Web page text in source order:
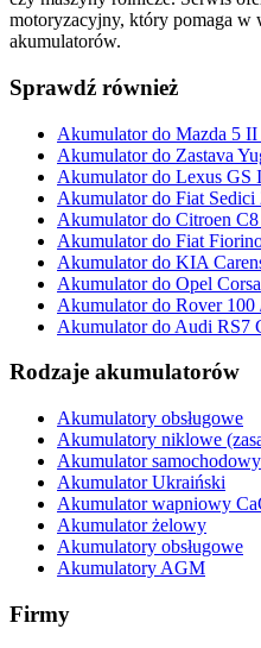
motoryzacyjny, który pomaga w
akumulatorów.
Sprawdź również
Akumulator do Mazda 5
Akumulator do Zastava
Akumulator do Lexus GS
Akumulator do Fiat
Akumulator do Citroen
Akumulator do Fiat
Akumulator do KIA
Akumulator do Opel
Akumulator do Rover 100
Akumulator do Audi RS7
Rodzaje akumulatorów
Akumulatory obsługowe
Akumulatory niklowe
Akumulator samochodowy
Akumulator Ukraiński
Akumulator wapniowy
Akumulator żelowy
Akumulatory obsługowe
Akumulatory AGM
Firmy